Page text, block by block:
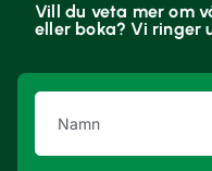
Vill du veta mer om
eller boka? Vi ringer